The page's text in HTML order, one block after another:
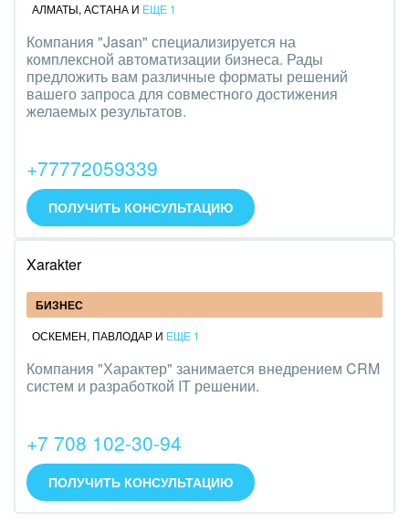
АЛМАТЫ, АСТАНА И ЕЩЕ 1
Компания "Jasan" специализируется на
комплексной автоматизации бизнеса. Рады
предложить вам различные форматы решений
вашего запроса для совместного достижения
желаемых результатов.
+77772059339
ПОЛУЧИТЬ КОНСУЛЬТАЦИЮ
Xarakter
БИЗНЕС
ОСКЕМЕН, ПАВЛОДАР И ЕЩЕ 1
Компания "Характер" занимается внедрением CRM
систем и разработкой IT решении.
+7 708 102-30-94
ПОЛУЧИТЬ КОНСУЛЬТАЦИЮ